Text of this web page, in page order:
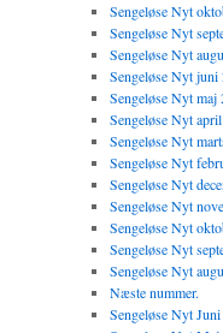
Sengeløse Nyt
Sengeløse Nyt
Sengeløse Nyt
Sengeløse Nyt juni
Sengeløse Nyt maj
Sengeløse Nyt
Sengeløse Nyt
Sengeløse Nyt
Sengeløse Nyt
Sengeløse Nyt
Sengeløse Nyt
Sengeløse Nyt
Sengeløse Nyt
Næste nummer.
Sengeløse Nyt